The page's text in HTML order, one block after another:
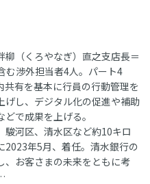
（くろやなぎ）直之支店長＝
む渉外担当者4人。パート4
共有を基本に行員の行動管理を
げし、デジタル化の促進や補助
で成果を上げる。
河区、清水区など約10キロ
2023年5月、着任。清水銀行の
、お客さまの未来をともに考